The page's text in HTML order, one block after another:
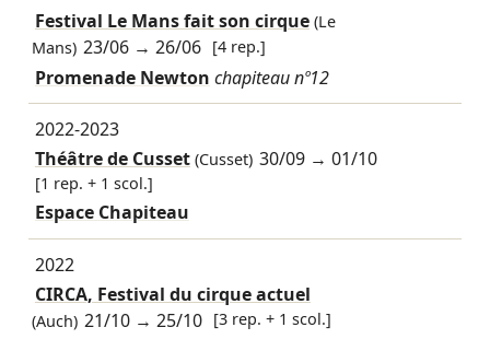
Festival Le Mans fait son cirque(Le
Mans) 23/06 →26/06 [4 rep.]
Promenade Newton chapiteau nº12
2022-2023
Théâtre de Cusset(Cusset) 30/09 →01/10
[1 rep. + 1 scol.]
Espace Chapiteau
2022
CIRCA, Festival du cirque actuel
(Auch) 21/10 →25/10 [3 rep. + 1 scol.]